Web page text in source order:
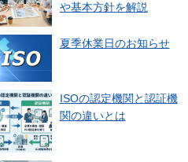
や基本方針を解説
夏季休業日のお知らせ
ISOの認定機関と認証機
関の違いとは